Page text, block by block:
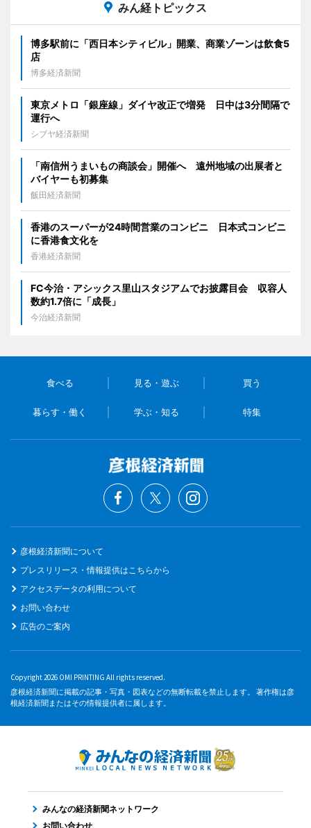
みん経トピックス
博多駅前に「西日本シティビル」開業、商業ゾーンは飲食5
店
博多経済新聞
東京メトロ「銀座線」ダイヤ改正で増発 日中は3分間隔で
運行へ
シブヤ経済新聞
「南信州うまいもの商談会」開催へ 遠州地域の出展者と
バイヤーも初募集
飯田経済新聞
香港のスーパーが24時間営業のコンビニ 日本式コンビニ
に香港食文化を
香港経済新聞
FC今治・アシックス里山スタジアムでお披露目会 収容人
数約1.7倍に「成長」
今治経済新聞
食べる 見る・遊ぶ 買う
暮らす・働く 学ぶ・知る 特集
彦根経済新聞について
プレスリリース・情報提供はこちらから
アクセスデータの利用について
お問い合わせ
広告のご案内
Copyright 2026 OMI PRINTING All rights reserved.
彦根経済新聞に掲載の記事・写真・図表などの無断転載を禁止します。 著作権は彦
根経済新聞またはその情報提供者に属します。
みんなの経済新聞ネットワーク
お問い合わせ